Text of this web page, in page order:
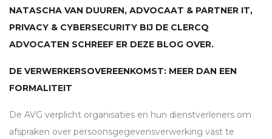
NATASCHA VAN DUUREN, ADVOCAAT & PARTNER IT,
PRIVACY & CYBERSECURITY BIJ DE CLERCQ
ADVOCATEN SCHREEF ER DEZE BLOG OVER.
DE VERWERKERSOVEREENKOMST: MEER DAN EEN
FORMALITEIT
De AVG verplicht organisaties en hun dienstverleners om
afspraken over persoonsgegevensverwerking vast te